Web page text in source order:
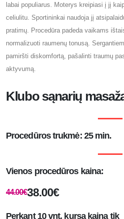
labai populiarus. Moterys kreipiasi į jį
celiulitu. Sportininkai naudoja jį
pratimų. Procedūra padeda vaikams
normalizuoti raumenų tonusą.
pamiršti diskomfortą, pašalinti traumų
aktyvumą.
Klubo sąnarių
Procedūros trukmė: 25 min.
Vienos procedūros kaina:
38.00€
44.00€
Perkant 10 vnt. kursą kaina tik